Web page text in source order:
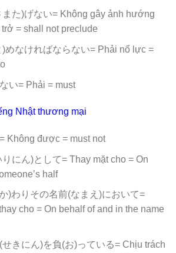
た)げない= Không gây ảnh hướng
= shall not preclude
めなければならない= Phải nổ lực =
い= Phải = must
Nhật thương mại
Không được = must not
にん)として= Thay mặt cho = On
half
)わりその名前(なまえ)において=
cho = On behalf of and in the name
きにん)を負(お)っている= Chịu trách